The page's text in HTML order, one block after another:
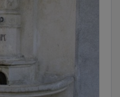
Jazda na koni
a kiná v prírode